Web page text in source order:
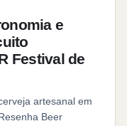
e
Festival de
artesanal em
Beer